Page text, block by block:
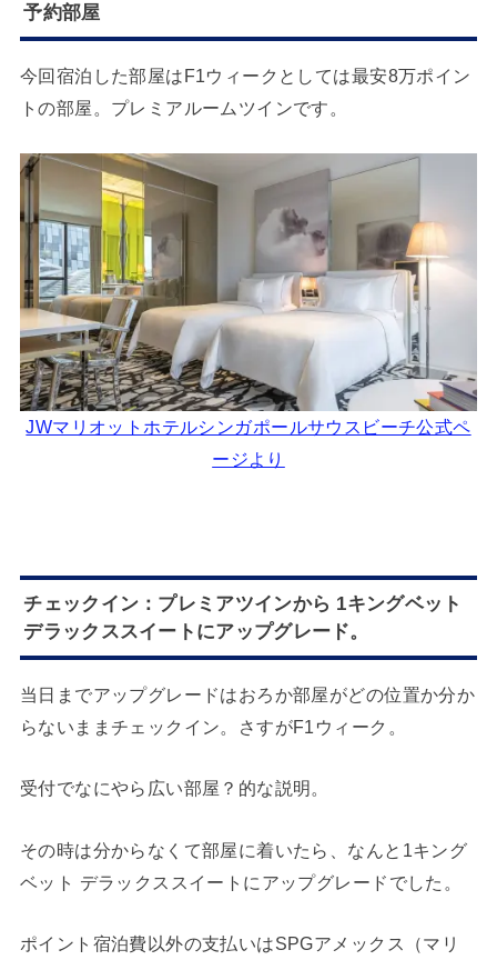
予約部屋
今回宿泊した部屋はF1ウィークとしては最安8万ポイン
トの部屋。プレミアルームツインです。
JWマリオットホテルシンガポールサウスビーチ公式ペ
ージより
チェックイン：プレミアツインから 1キングベット
デラックススイートにアップグレード。
当日までアップグレードはおろか部屋がどの位置か分か
らないままチェックイン。さすがF1ウィーク。
受付でなにやら広い部屋？的な説明。
その時は分からなくて部屋に着いたら、なんと1キング
ベット デラックススイートにアップグレードでした。
ポイント宿泊費以外の支払いはSPGアメックス（マリ